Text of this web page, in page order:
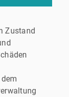
Zustand